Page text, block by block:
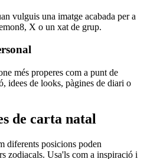
vulguis una imatge acabada per a
X o un xat de grup.
més properes com a punt de
idees de looks, pàgines de diari o
de carta natal
diferents posicions poden
zodiacals. Usa'ls com a inspiració i